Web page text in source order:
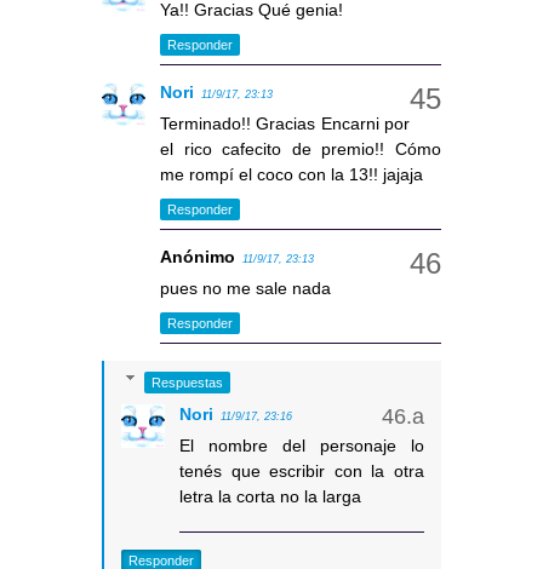
Ya!! Gracias Qué genia!
Responder
Nori 11/9/17, 23:13
Terminado!! Gracias Encarni por
el rico cafecito de premio!! Cómo
me rompí el coco con la 13!! jajaja
Responder
Anónimo 11/9/17, 23:13
pues no me sale nada
Responder
Respuestas
Nori 11/9/17, 23:16
El nombre del personaje lo
tenés que escribir con la otra
letra la corta no la larga
Responder